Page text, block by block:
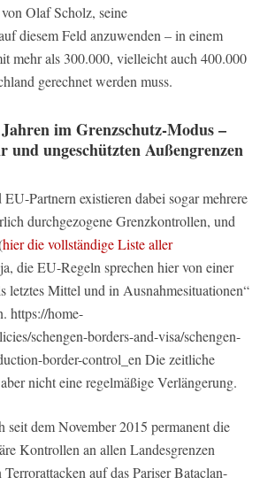
Olaf Scholz, seine
diesem Feld anzuwenden – in einem
mehr als 300.000, vielleicht auch 400.000
gerechnet werden muss.
im Grenzschutz-Modus –
und ungeschützten Außengrenzen
Partnern existieren dabei sogar mehrere
durchgezogene Grenzkontrollen, und
hier die vollständige Liste aller
die EU-Regeln sprechen hier von einer
letztes Mittel und in Ausnahmesituationen“
https://home-
schengen-borders-and-visa/schengen-
border-control_en Die zeitliche
nicht eine regelmäßige Verlängerung.
seit dem November 2015 permanent die
Kontrollen an allen Landesgrenzen
auf das Pariser Bataclan-